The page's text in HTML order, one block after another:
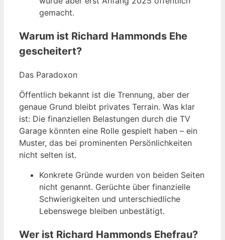
gemacht.
Warum ist Richard Hammonds Ehe
gescheitert?
Das Paradoxon
Öffentlich bekannt ist die Trennung, aber der
genaue Grund bleibt privates Terrain. Was klar
ist: Die finanziellen Belastungen durch die TV
Garage könnten eine Rolle gespielt haben – ein
Muster, das bei prominenten Persönlichkeiten
nicht selten ist.
Konkrete Gründe wurden von beiden Seiten
nicht genannt. Gerüchte über finanzielle
Schwierigkeiten und unterschiedliche
Lebenswege bleiben unbestätigt.
Wer ist Richard Hammonds Ehefrau?